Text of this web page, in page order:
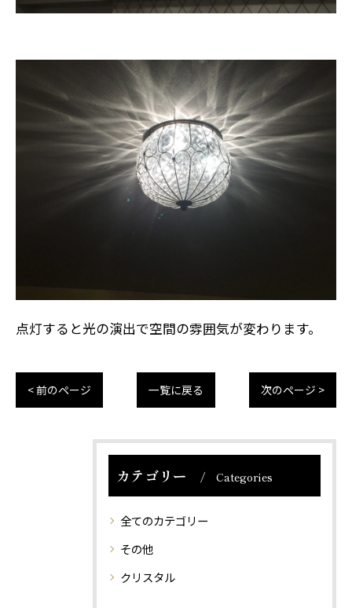
点灯すると光の演出で空間の雰囲気が変わります。
< 前のページ 一覧に戻る 次のページ >
カテゴリー Categories
全てのカテゴリー
その他
クリスタル